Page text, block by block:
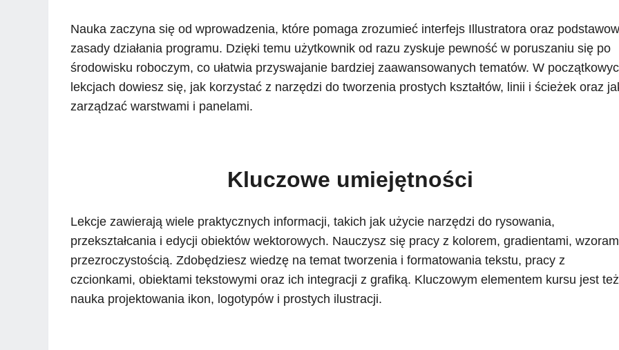
Nauka zaczyna się od wprowadzenia, które pomaga zrozumieć interfejs Illustratora oraz
zasady działania programu. Dzięki temu użytkownik od razu zyskuje pewność w poruszaniu się po
środowisku roboczym, co ułatwia przyswajanie bardziej zaawansowanych tematów. W
lekcjach dowiesz się, jak korzystać z narzędzi do tworzenia prostych kształtów, linii i ścieżek oraz
zarządzać warstwami i panelami.
Kluczowe umiejętności
Lekcje zawierają wiele praktycznych informacji, takich jak użycie narzędzi do rysowania,
przekształcania i edycji obiektów wektorowych. Nauczysz się pracy z kolorem, gradientami,
przezroczystością. Zdobędziesz wiedzę na temat tworzenia i formatowania tekstu, pracy z
czcionkami, obiektami tekstowymi oraz ich integracji z grafiką. Kluczowym elementem kursu jest też
nauka projektowania ikon, logotypów i prostych ilustracji.